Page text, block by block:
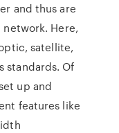
and thus are
Here,
satellite,
standards. Of
up and
features like